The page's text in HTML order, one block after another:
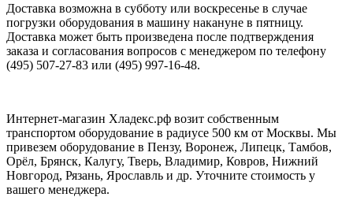
Доставка возможна в субботу или воскресенье в случае
погрузки оборудования в машину накануне в пятницу.
Доставка может быть произведена после подтверждения
заказа и согласования вопросов с менеджером по телефону
(495) 507-27-83 или (495) 997-16-48.
Интернет-магазин Хладекс.рф возит собственным
транспортом оборудование в радиусе 500 км от Москвы. Мы
привезем оборудование в Пензу, Воронеж, Липецк, Тамбов,
Орёл, Брянск, Калугу, Тверь, Владимир, Ковров, Нижний
Новгород, Рязань, Ярославль и др. Уточните стоимость у
вашего менеджера.